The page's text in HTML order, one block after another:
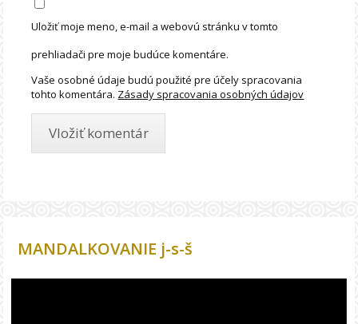
Uložiť moje meno, e-mail a webovú stránku v tomto
prehliadači pre moje budúce komentáre.
Vaše osobné údaje budú použité pre účely spracovania
tohto komentára. Zásady spracovania osobných údajov
MANDALKOVANIE j-s-š